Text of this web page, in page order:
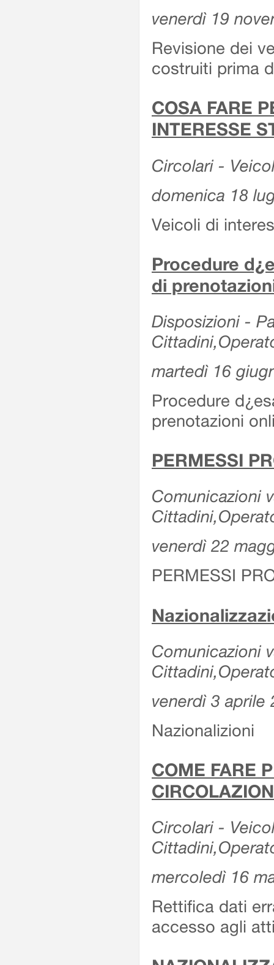
venerdì 19
Revisione dei
costruiti prima
COSA FARE
INTERESSE
Circolari -
domenica 18
Veicoli di
Procedure
di
Disposizioni -
martedì 16
Procedure
prenotazioni
PERMESSI
Comunicazioni
venerdì 22
PERMESSI
Comunicazioni
venerdì 3 aprile
Nazionalizioni
COME FARE
Circolari -
mercoledì 16
Rettifica dati
accesso agli